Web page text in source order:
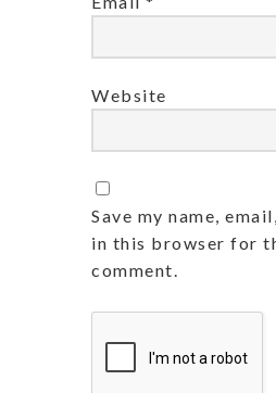
Website
Save my name,
in this browser for
comment.